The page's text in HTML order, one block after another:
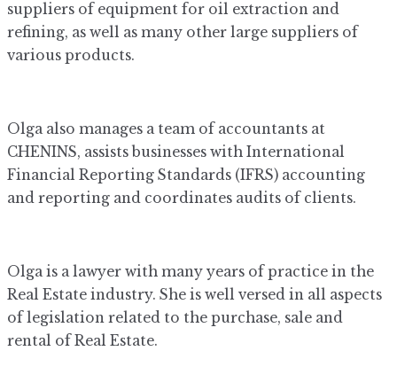
suppliers of equipment for oil extraction and
refining, as well as many other large suppliers of
various products.
Olga also manages a team of accountants at
CHENINS, assists businesses with International
Financial Reporting Standards (IFRS) accounting
and reporting and coordinates audits of clients.
Olga is a lawyer with many years of practice in the
Real Estate industry. She is well versed in all aspects
of legislation related to the purchase, sale and
rental of Real Estate.